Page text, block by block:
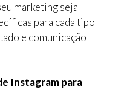
marketing seja
para cada tipo
e comunicação
Instagram para